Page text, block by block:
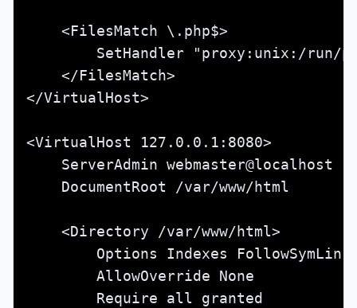
    <FilesMatch \.php$>
SetHandler "proxy:unix:/run/
    </FilesMatch>
</VirtualHost>
<VirtualHost 127.0.0.1:8080>
    ServerAdmin webmaster@localhost
    DocumentRoot /var/www/html
    <Directory /var/www/html>
Options Indexes
        AllowOverride None
        Require all granted